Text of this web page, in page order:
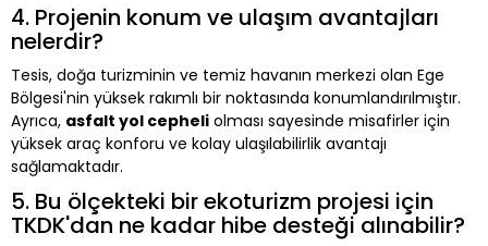
4. Projenin konum ve ulaşım avantajları
nelerdir?
Tesis, doğa turizminin ve temiz havanın merkezi olan Ege
Bölgesi'nin yüksek rakımlı bir noktasında konumlandırılmıştır.
Ayrıca, asfalt yol cepheli olması sayesinde misafirler için
yüksek araç konforu ve kolay ulaşılabilirlik avantajı
sağlamaktadır.
5. Bu ölçekteki bir ekoturizm projesi için
TKDK'dan ne kadar hibe desteği alınabilir?